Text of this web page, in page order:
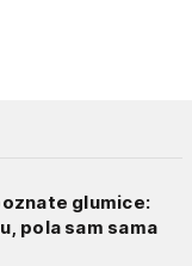
glumice:
pola sam sama